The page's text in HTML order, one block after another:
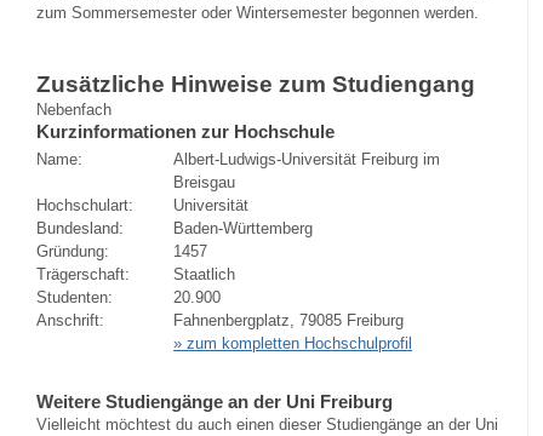
zum Sommersemester oder Wintersemester begonnen werden.
Zusätzliche Hinweise zum Studiengang
Nebenfach
Kurzinformationen zur Hochschule
Name:
Albert-Ludwigs-Universität Freiburg im
Breisgau
Hochschulart:
Universität
Bundesland:
Baden-Württemberg
Gründung:
1457
Trägerschaft:
Staatlich
Studenten:
20.900
Anschrift:
Fahnenbergplatz, 79085 Freiburg
» zum kompletten Hochschulprofil
Weitere Studiengänge an der Uni Freiburg
Vielleicht möchtest du auch einen dieser Studiengänge an der Uni